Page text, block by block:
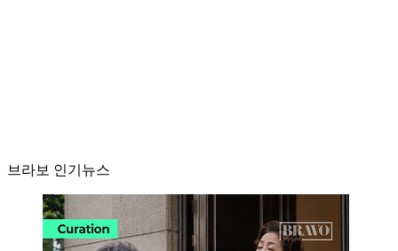
브라보 인기뉴스